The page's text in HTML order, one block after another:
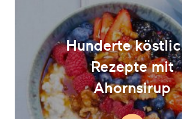
Hunderte
Rezepte mit
Ahornsirup